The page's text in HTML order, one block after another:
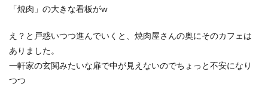
「焼肉」の大きな看板がw
え？と戸惑いつつ進んでいくと、焼肉屋さんの奥にそのカフェは
ありました。
一軒家の玄関みたいな扉で中が見えないのでちょっと不安になり
つつ